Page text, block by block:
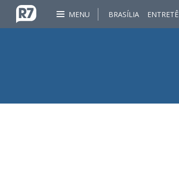
MENU BRASÍLIA ENTRETÊ